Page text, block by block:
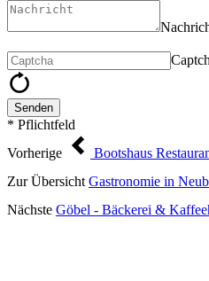
Senden
* Pflichtfeld
Vorherige
Bootshaus
Zur Übersicht Gastronomie in
Nächste Göbel - Bäckerei &